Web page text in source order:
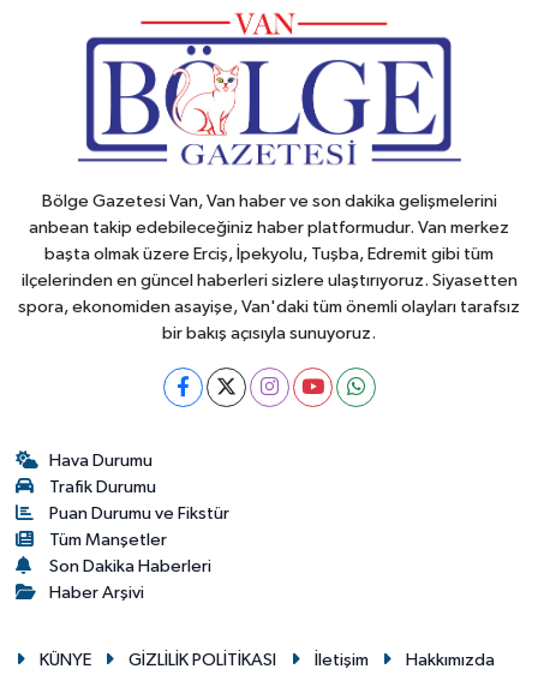
Bölge Gazetesi Van, Van haber ve son dakika gelişmelerini
anbean takip edebileceğiniz haber platformudur. Van merkez
başta olmak üzere Erciş, İpekyolu, Tuşba, Edremit gibi tüm
ilçelerinden en güncel haberleri sizlere ulaştırıyoruz. Siyasetten
spora, ekonomiden asayişe, Van'daki tüm önemli olayları tarafsız
bir bakış açısıyla sunuyoruz.
Hava Durumu
Trafik Durumu
Puan Durumu ve Fikstür
Tüm Manşetler
Son Dakika Haberleri
Haber Arşivi
KÜNYE GİZLİLİK POLİTİKASI İletişim Hakkımızda